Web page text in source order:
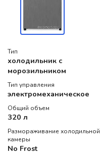
Тип
холодильник с
морозильником
Тип управления
электромеханическое
Общий объем
320 л
Размораживание холодильной
камеры
No Frost